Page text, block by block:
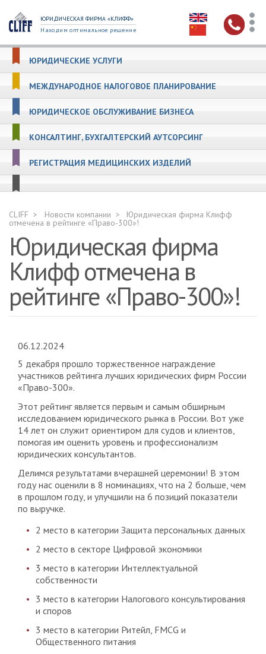
ЮРИДИЧЕСКАЯ ФИРМА «КЛИФФ»
Находим оптимальное решение
ЮРИДИЧЕСКИЕ УСЛУГИ
МЕЖДУНАРОДНОЕ НАЛОГОВОЕ ПЛАНИРОВАНИЕ
ЮРИДИЧЕСКОЕ ОБСЛУЖИВАНИЕ БИЗНЕСА
КОНСАЛТИНГ, БУХГАЛТЕРСКИЙ АУТСОРСИНГ
РЕГИСТРАЦИЯ МЕДИЦИНСКИХ ИЗДЕЛИЙ
CLIFF Новости компании Юридическая фирма Клифф
отмечена в рейтинге «Право-300»!
Юридическая фирма
Клифф отмечена в
рейтинге «Право-300»!
06.12.2024
5 декабря прошло торжественное награждение
участников рейтинга лучших юридических фирм России
«Право-300».
Этот рейтинг является первым и самым обширным
исследованием юридического рынка в России. Вот уже
14 лет он служит ориентиром для судов и клиентов,
помогая им оценить уровень и профессионализм
юридических консультантов.
Делимся результатами вчерашней церемонии! В этом
году нас оценили в 8 номинациях, что на 2 больше, чем
в прошлом году, и улучшили на 6 позиций показатели
по выручке.
2 место в категории Защита персональных данных
2 место в секторе Цифровой экономики
3 место в категории Интеллектуальной
собственности
3 место в категории Налогового консультирования
и споров
3 место в категории Ритейл, FMCG и
Общественного питания